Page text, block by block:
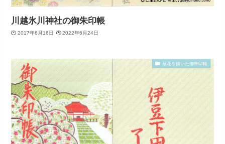
川越氷川神社の御朱印帳
2017年6月16日 2022年6月24日
草花を描いた御朱印帳